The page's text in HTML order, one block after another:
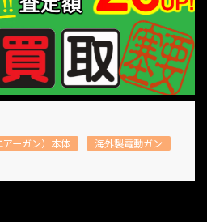
ーガン）本体
海外製電動ガン